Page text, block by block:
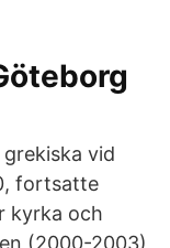
vid
fortsatte
kyrka och
(2000-2003)